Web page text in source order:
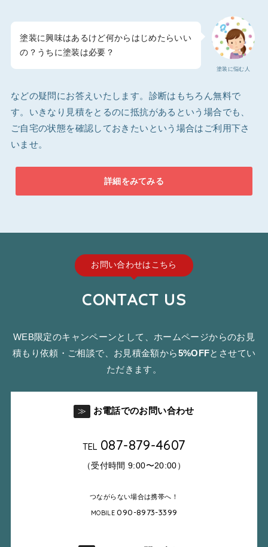
塗装に悩む人
塗装に興味はあるけど何からはじめたらいい
の？うちに塗装は必要？
などの疑問にお答えいたします。診断はもちろん無料で
す。いきなり見積をとるのに抵抗があるという場合でも、
ご自宅の状態を確認しておきたいという場合はご利用下さ
いませ。
詳細をみてみる
お問い合わせはこちら
CONTACT US
WEB限定のキャンペーンとして、ホームページからのお見
積もり依頼・ご相談で、お見積金額から5%OFFとさせてい
ただきます。
≫ お電話でのお問い合わせ
TEL 087-879-4607
（受付時間 9:00〜20:00）
つながらない場合は携帯へ！
MOBILE090-8973-3399